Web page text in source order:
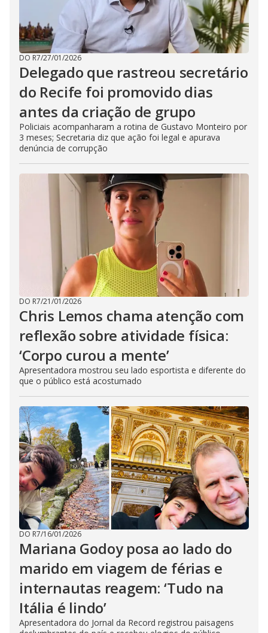
DO R7/27/01/2026
Delegado que rastreou secretário
do Recife foi promovido dias
antes da criação de grupo
Policiais acompanharam a rotina de Gustavo Monteiro por
3 meses; Secretaria diz que ação foi legal e apurava
denúncia de corrupção
DO R7/21/01/2026
Chris Lemos chama atenção com
reflexão sobre atividade física:
‘Corpo curou a mente’
Apresentadora mostrou seu lado esportista e diferente do
que o público está acostumado
DO R7/16/01/2026
Mariana Godoy posa ao lado do
marido em viagem de férias e
internautas reagem: ‘Tudo na
Itália é lindo’
Apresentadora do Jornal da Record registrou paisagens